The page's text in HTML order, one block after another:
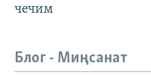
чечим
Блог - Миңсанат